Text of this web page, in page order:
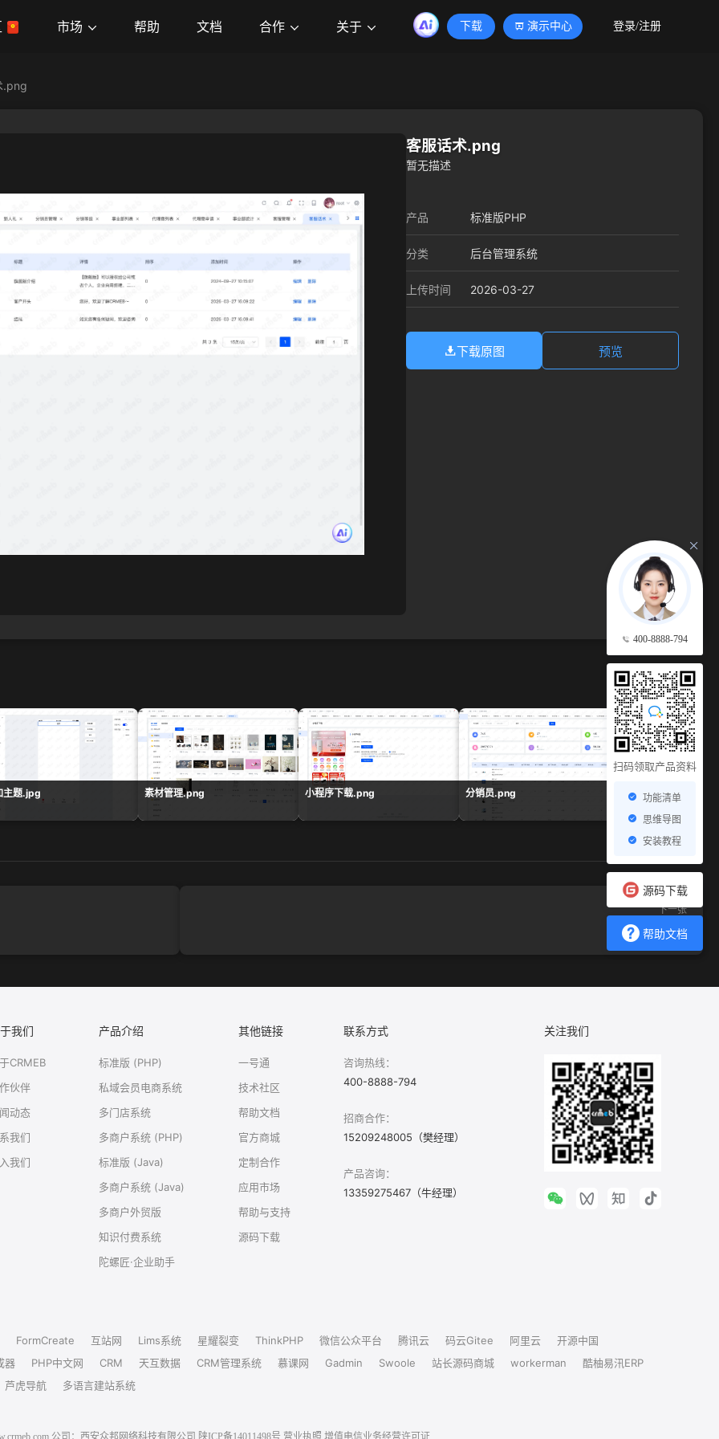
市场 帮助 文档 合作 关于 下载 演示中心 登录/注册
400-8888-794
扫码领取产品资料
功能清单
思维导图
安装教程
源码下载
帮助文档
.png
客服话术.png
暂无描述
产品 标准版PHP
分类 后台管理系统
上传时间 2026-03-27
下载原图 预览
查看更多 →
主题.jpg 素材管理.png 小程序下载.png 分销员.png 余额统计.png
下一张
收银订单.png
我们
CRMEB
伙伴
动态
我们
我们
产品介绍
标准版 (PHP)
私域会员电商系统
多门店系统
多商户系统 (PHP)
标准版 (Java)
多商户系统 (Java)
多商户外贸版
知识付费系统
陀螺匠·企业助手
其他链接
一号通
技术社区
帮助文档
官方商城
定制合作
应用市场
帮助与支持
源码下载
联系方式
咨询热线：
400-8888-794
招商合作：
15209248005（樊经理）
产品咨询：
13359275467（牛经理）
关注我们
FormCreate 互站网 Lims系统 星耀裂变 ThinkPHP 微信公众平台 腾讯云 码云Gitee 阿里云
开源中国
器
PHP中文网 CRM 天互数据 CRM管理系统 慕课网 Gadmin Swoole 站长源码商城 workerman
酷柚易汛ERP
芦虎导航
多语言建站系统
公司：西安众邦网络科技有限公司 陕ICP备14011498号 营业执照 增值电信业务经营许可证